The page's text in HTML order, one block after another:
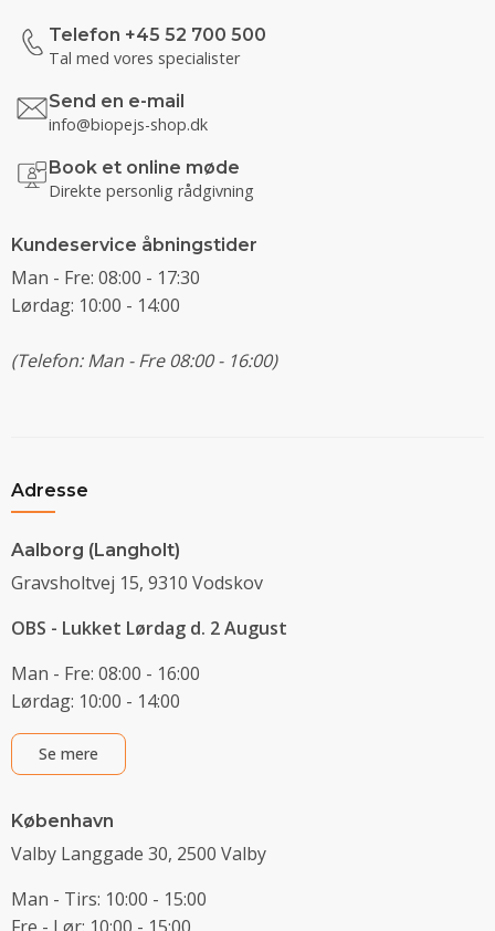
Telefon +45 52 700 500
Tal med vores specialister
Send en e-mail
info@biopejs-shop.dk
Book et online møde
Direkte personlig rådgivning
Kundeservice åbningstider
Man - Fre: 08:00 - 17:30
Lørdag: 10:00 - 14:00
(Telefon: Man - Fre 08:00 - 16:00)
Adresse
Aalborg (Langholt)
Gravsholtvej 15, 9310 Vodskov
OBS - Lukket Lørdag d. 2 August
Man - Fre: 08:00 - 16:00
Lørdag: 10:00 - 14:00
Se mere
København
Valby Langgade 30, 2500 Valby
Man - Tirs: 10:00 - 15:00